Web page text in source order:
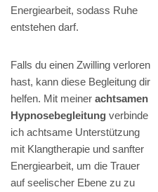
Energiearbeit, sodass Ruhe
entstehen darf.
Falls du einen Zwilling verloren
hast, kann diese Begleitung dir
helfen. Mit meiner achtsamen
Hypnosebegleitung verbinde
ich achtsame Unterstützung
mit Klangtherapie und sanfter
Energiearbeit, um die Trauer
auf seelischer Ebene zu zu